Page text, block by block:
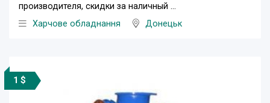
производителя, скидки за наличный ...
Харчове обладнання
Донецьк
1 $